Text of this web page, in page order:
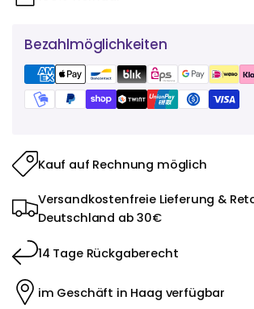
Bezahlmöglichkeiten
Kauf auf Rechnung möglich
Versandkostenfreie Lieferung &
Deutschland ab 30€
14 Tage Rückgaberecht
im Geschäft in Haag verfügbar